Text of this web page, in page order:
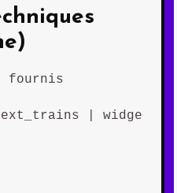
fournis
|